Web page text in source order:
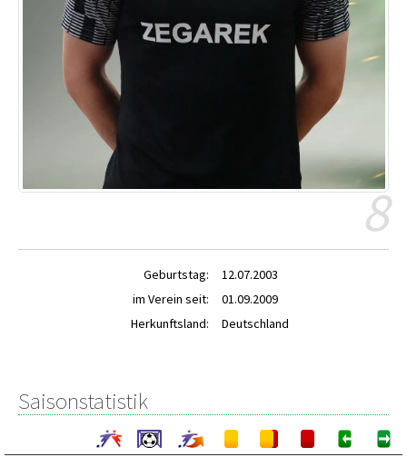
8
Geburtstag:
12.07.2003
im Verein seit:
01.09.2009
Herkunftsland:
Deutschland
Saisonstatistik